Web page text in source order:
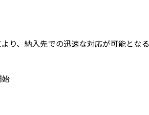
り、納入先での迅速な対応が可能となる
始